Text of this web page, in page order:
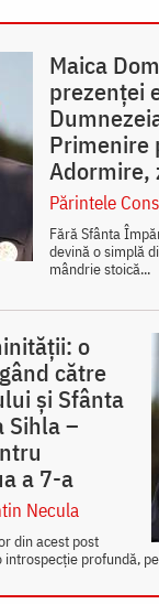
Maica
prezenței
Primenire
Adormire,
Părintele
Fără Sfânta
devină o simplă
mândrie stoică...
o
către
și Sfânta
Sihla –
a 7-a
Necula
din acest post
profundă,